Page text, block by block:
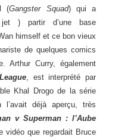
(Gangster Squad) qui a
) partir d’une base
himself et ce bon vieux
de quelques comics
Arthur Curry, également
, est interprété par
Khal Drogo de la série
l’avait déjà aperçu, très
v Superman : l’Aube
vidéo que regardait Bruce